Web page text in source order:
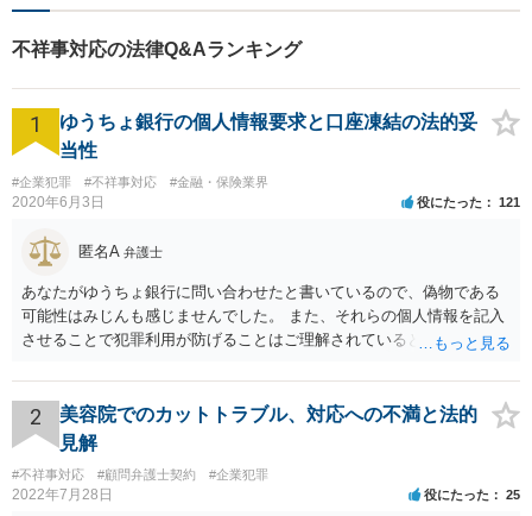
致します。どんなお悩みで
も、ご相談ください。【キッ
ズスペースあり】
不祥事対応の法律Q&Aランキング
1
ゆうちょ銀行の個人情報要求と口座凍結の法的妥
当性
#企業犯罪 #不祥事対応 #金融・保険業界
2020年6月3日 役にたった 121
匿名A 弁護士
あなたがゆうちょ銀行に問い合わせたと書いているので、偽物である
可能性はみじんも感じませんでした。 また、それらの個人情報を記入
させることで犯罪利用が防げることはご理解されているとおりです。
士に同意を求めているだけです。 最初の回答では分かりづらかったの
かもしれませんが、質問にわかりやすく答えると「法的に許される」
が答えになります。 補足でアドバイスしておきますと、今私に反論し
てきたその内容をゆうちょ銀行にぶつければいいとおもいます。 もっ
とも、ぶつけられたゆうちょ銀行があなたと契約するかは法律上ゆう
ちょ銀行の自由です。
2
美容院でのカットトラブル、対応への不満と法的
見解
#不祥事対応 #顧問弁護士契約 #企業犯罪
2022年7月28日 役にたった 25